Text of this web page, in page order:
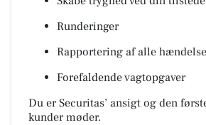
Runderinger
Rapportering af alle
Forefaldende vagtopgaver
Du er Securitas’ ansigt og den
kunder møder.